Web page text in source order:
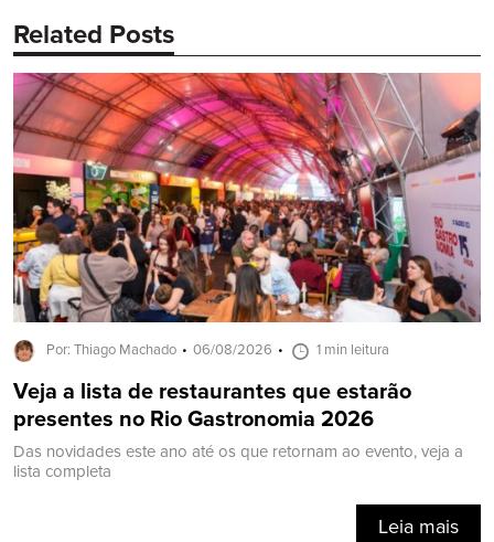
Related Posts
Por: Thiago Machado 06/08/2026 1 min leitura
Veja a lista de restaurantes que estarão
presentes no Rio Gastronomia 2026
Das novidades este ano até os que retornam ao evento, veja a
lista completa
Leia mais